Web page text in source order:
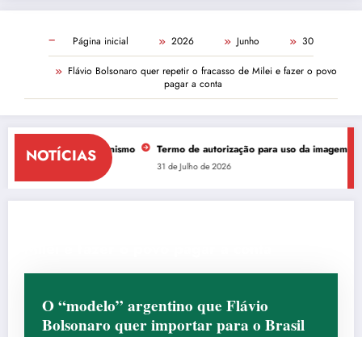
Página inicial 2026 Junho 30
Flávio Bolsonaro quer repetir o fracasso de Milei e fazer o povo
pagar a conta
NOTÍCIAS
negacionismo Termo de autorização para uso da imagem
31 de Julho de 2026
O “modelo” argentino que Flávio
Bolsonaro quer importar para o Brasil